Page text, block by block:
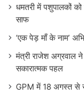
धमतरी में पशुपालकों
साफ
‘एक पेड़ माँ के नाम’
मंत्री राजेश अग्रवाल ने
सकारात्मक पहल
GPM में 18 अगस्त से